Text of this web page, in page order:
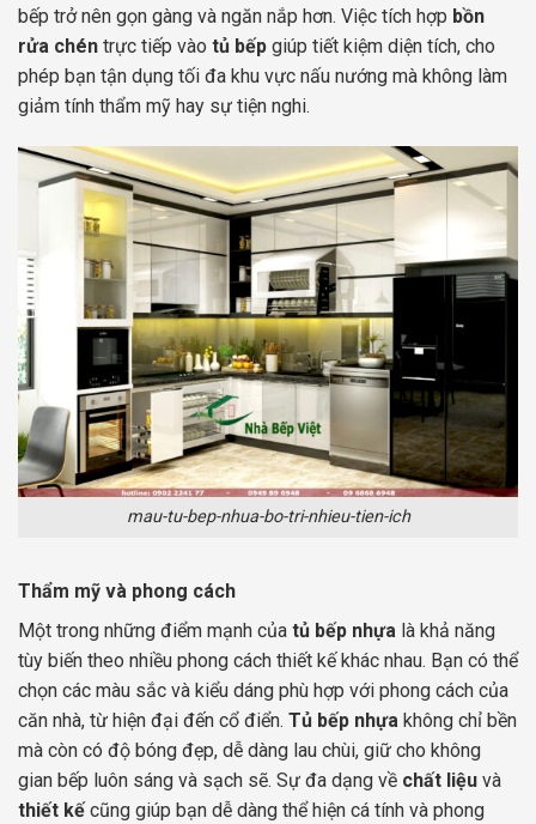
bếp trở nên gọn gàng và ngăn nắp hơn. Việc tích hợp bồn
rửa chén trực tiếp vào tủ bếp giúp tiết kiệm diện tích, cho
phép bạn tận dụng tối đa khu vực nấu nướng mà không làm
giảm tính thẩm mỹ hay sự tiện nghi.
mau-tu-bep-nhua-bo-tri-nhieu-tien-ich
Thẩm mỹ và phong cách
Một trong những điểm mạnh của tủ bếp nhựa là khả năng
tùy biến theo nhiều phong cách thiết kế khác nhau. Bạn có thể
chọn các màu sắc và kiểu dáng phù hợp với phong cách của
căn nhà, từ hiện đại đến cổ điển. Tủ bếp nhựa không chỉ bền
mà còn có độ bóng đẹp, dễ dàng lau chùi, giữ cho không
gian bếp luôn sáng và sạch sẽ. Sự đa dạng về chất liệu và
thiết kế cũng giúp bạn dễ dàng thể hiện cá tính và phong